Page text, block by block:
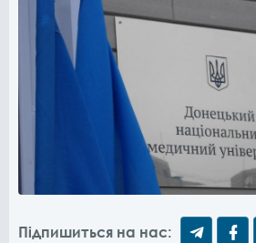
Підпишиться на нас: